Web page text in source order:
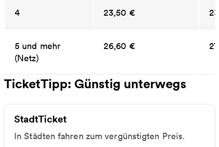
4 23,50 €
5 und mehr
(Netz)
26,60 €
TicketTipp: Günstig unterwegs
StadtTicket
In Städten fahren zum vergünstigten Preis.